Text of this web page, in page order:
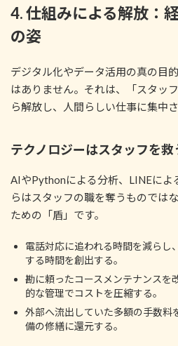
4. 仕組みによる解放：
の姿
デジタル化やデータ活用の真の目
はありません。それは、「スタッ
ら解放し、人間らしい仕事に集中
テクノロジーはスタッフを救
AIやPythonによる分析、LINEによ
らはスタッフの職を奪うものでは
ための「盾」です。
電話対応に追われる時間を減らし
する時間を創出する。
勘に頼ったコースメンテナンスを
的な管理でコストを圧縮する。
外部へ流出していた多額の手数料
備の修繕に還元する。